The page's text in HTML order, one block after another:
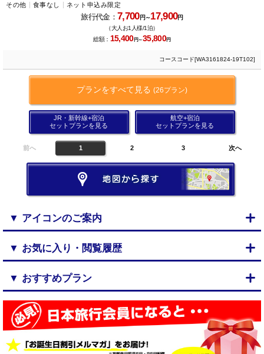
その他 食事なし ネット申込み限定
旅行代金： 7,700円～17,900円
（大人お1人様/1泊）
総額： 15,400円～35,800円
コースコード[WA3161824-19T102]
プランをすべて見る (26プラン)
JR・新幹線+宿泊
セットプランを見る
航空+宿泊
セットプランを見る
前へ 1 2 3 次へ
▼ アイコンのご案内
▼ お気に入り・閲覧履歴
▼ おすすめプラン